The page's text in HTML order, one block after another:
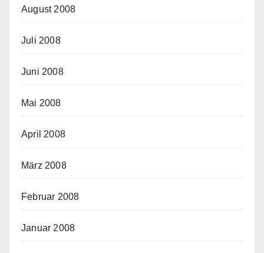
August 2008
Juli 2008
Juni 2008
Mai 2008
April 2008
März 2008
Februar 2008
Januar 2008